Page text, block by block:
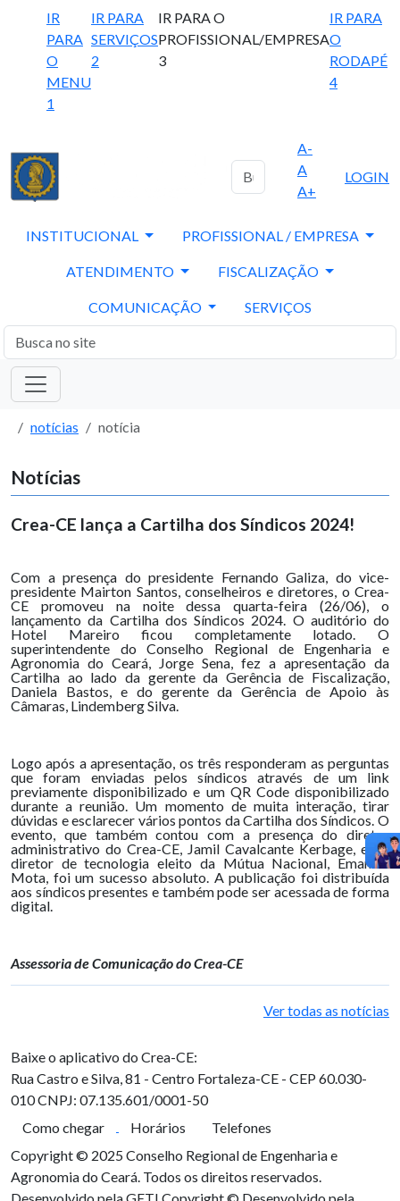
IR
PARA
O
MENU
1
IR PARA
SERVIÇOS
2
IR PARA O
PROFISSIONAL/EMPRESA
3
IR PARA
O
RODAPÉ
4
A-
A
A+
LOGIN
INSTITUCIONAL PROFISSIONAL / EMPRESA
ATENDIMENTO FISCALIZAÇÃO
COMUNICAÇÃO SERVIÇOS
notícias notícia
Notícias
Crea-CE lança a Cartilha dos Síndicos 2024!
Com a presença do presidente Fernando Galiza, do vice-
presidente Mairton Santos, conselheiros e diretores, o Crea-
CE promoveu na noite dessa quarta-feira (26/06), o
lançamento da Cartilha dos Síndicos 2024. O auditório do
Hotel Mareiro ficou completamente lotado. O
superintendente do Conselho Regional de Engenharia e
Agronomia do Ceará, Jorge Sena, fez a apresentação da
Cartilha ao lado da gerente da Gerência de Fiscalização,
Daniela Bastos, e do gerente da Gerência de Apoio às
Câmaras, Lindemberg Silva.
Logo após a apresentação, os três responderam as perguntas
que foram enviadas pelos síndicos através de um link
previamente disponibilizado e um QR Code disponibilizado
durante a reunião. Um momento de muita interação, tirar
dúvidas e esclarecer vários pontos da Cartilha dos Síndicos. O
evento, que também contou com a presença do diretor
administrativo do Crea-CE, Jamil Cavalcante Kerbage, e do
diretor de tecnologia eleito da Mútua Nacional, Emanuel
Mota, foi um sucesso absoluto. A publicação foi distribuída
aos síndicos presentes e também pode ser acessada de forma
digital.
Assessoria de Comunicação do Crea-CE
Ver todas as notícias
Baixe o aplicativo do Crea-CE:
Rua Castro e Silva, 81 - Centro Fortaleza-CE - CEP 60.030-
010CNPJ: 07.135.601/0001-50
Como chegar
Horários
Telefones
Copyright © 2025 Conselho Regional de Engenharia e
Agronomia do Ceará. Todos os direitos reservados.